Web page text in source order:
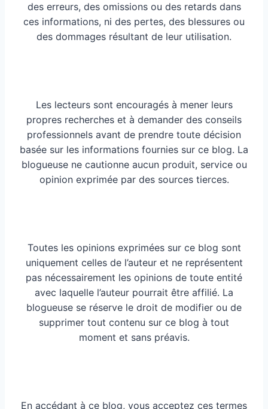
des erreurs, des omissions ou des retards dans
ces informations, ni des pertes, des blessures ou
des dommages résultant de leur utilisation.
Les lecteurs sont encouragés à mener leurs
propres recherches et à demander des conseils
professionnels avant de prendre toute décision
basée sur les informations fournies sur ce blog. La
blogueuse ne cautionne aucun produit, service ou
opinion exprimée par des sources tierces.
Toutes les opinions exprimées sur ce blog sont
uniquement celles de l’auteur et ne représentent
pas nécessairement les opinions de toute entité
avec laquelle l’auteur pourrait être affilié. La
blogueuse se réserve le droit de modifier ou de
supprimer tout contenu sur ce blog à tout
moment et sans préavis.
En accédant à ce blog, vous acceptez ces termes